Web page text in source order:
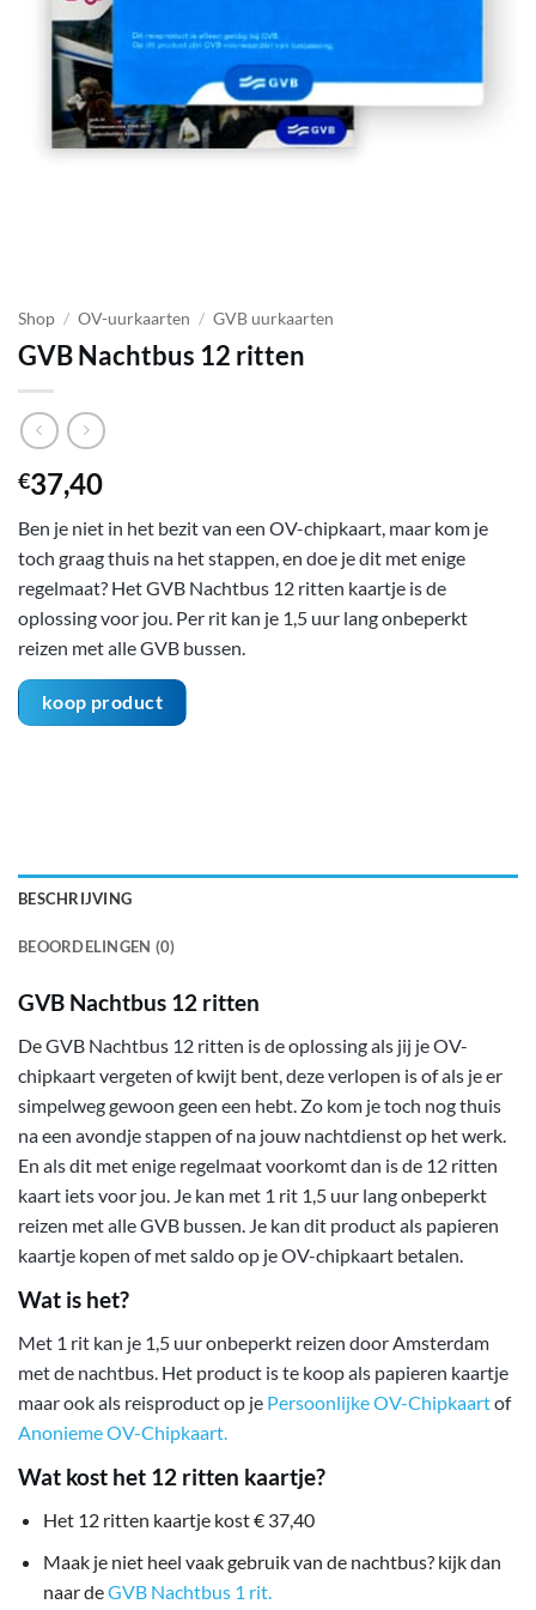
Shop / OV-uurkaarten / GVB uurkaarten
GVB Nachtbus 12 ritten
€37,40
Ben je niet in het bezit van een OV-chipkaart, maar kom je
toch graag thuis na het stappen, en doe je dit met enige
regelmaat? Het GVB Nachtbus 12 ritten kaartje is de
oplossing voor jou. Per rit kan je 1,5 uur lang onbeperkt
reizen met alle GVB bussen.
koop product
BESCHRIJVING
BEOORDELINGEN (0)
GVB Nachtbus 12 ritten
De GVB Nachtbus 12 ritten is de oplossing als jij je OV-
chipkaart vergeten of kwijt bent, deze verlopen is of als je er
simpelweg gewoon geen een hebt. Zo kom je toch nog thuis
na een avondje stappen of na jouw nachtdienst op het werk.
En als dit met enige regelmaat voorkomt dan is de 12 ritten
kaart iets voor jou. Je kan met 1 rit 1,5 uur lang onbeperkt
reizen met alle GVB bussen. Je kan dit product als papieren
kaartje kopen of met saldo op je OV-chipkaart betalen.
Wat is het?
Met 1 rit kan je 1,5 uur onbeperkt reizen door Amsterdam
met de nachtbus. Het product is te koop als papieren kaartje
maar ook als reisproduct op je Persoonlijke OV-Chipkaartof
Anonieme OV-Chipkaart.
Wat kost het 12 ritten kaartje?
Het 12 ritten kaartje kost € 37,40
Maak je niet heel vaak gebruik van de nachtbus? kijk dan
naar deGVB Nachtbus 1 rit.